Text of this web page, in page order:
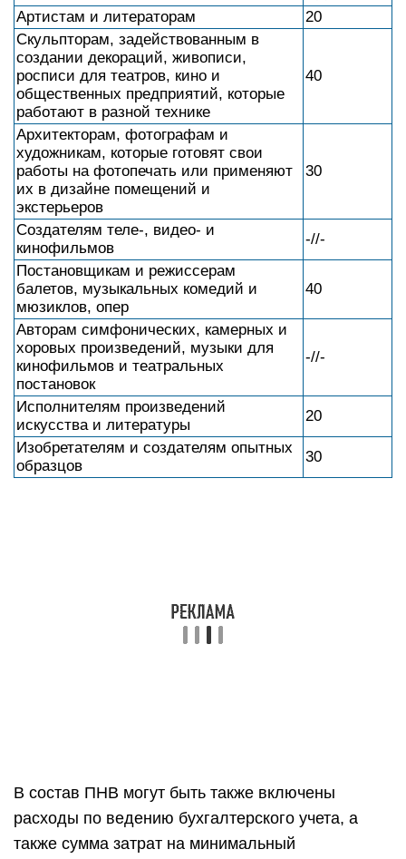
Артистам и литераторам
20
Скульпторам, задействованным в
создании декораций, живописи,
росписи для театров, кино и
общественных предприятий, которые
работают в разной технике
40
Архитекторам, фотографам и
художникам, которые готовят свои
работы на фотопечать или применяют
их в дизайне помещений и
экстерьеров
30
Создателям теле-, видео- и
кинофильмов
-//-
Постановщикам и режиссерам
балетов, музыкальных комедий и
мюзиклов, опер
40
Авторам симфонических, камерных и
хоровых произведений, музыки для
кинофильмов и театральных
постановок
-//-
Исполнителям произведений
искусства и литературы
20
Изобретателям и создателям опытных
образцов
30
В состав ПНВ могут быть также включены
расходы по ведению бухгалтерского учета, а
также сумма затрат на минимальный